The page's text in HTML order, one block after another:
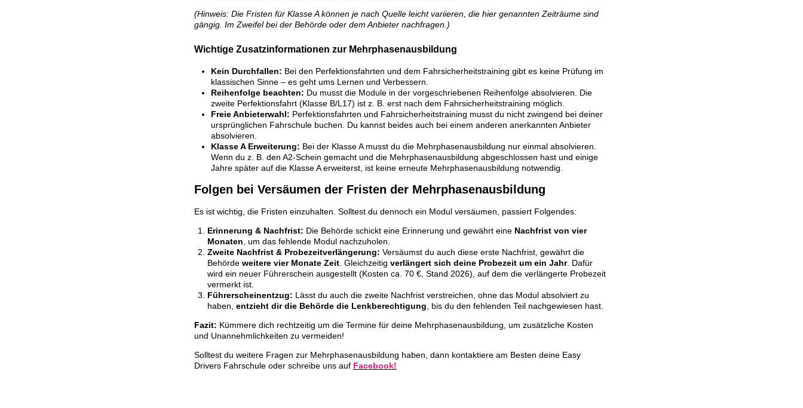
(Hinweis: Die Fristen für Klasse A können je nach Quelle leicht variieren, die hier genannten Zeiträume sind
gängig. Im Zweifel bei der Behörde oder dem Anbieter nachfragen.)
Wichtige Zusatzinformationen zur Mehrphasenausbildung
Kein Durchfallen: Bei den Perfektionsfahrten und dem Fahrsicherheitstraining gibt es keine Prüfung im
klassischen Sinne – es geht ums Lernen und Verbessern.
Reihenfolge beachten: Du musst die Module in der vorgeschriebenen Reihenfolge absolvieren. Die
zweite Perfektionsfahrt (Klasse B/L17) ist z. B. erst nach dem Fahrsicherheitstraining möglich.
Freie Anbieterwahl: Perfektionsfahrten und Fahrsicherheitstraining musst du nicht zwingend bei deiner
ursprünglichen Fahrschule buchen. Du kannst beides auch bei einem anderen anerkannten Anbieter
absolvieren.
Klasse A Erweiterung: Bei der Klasse A musst du die Mehrphasenausbildung nur einmal absolvieren.
Wenn du z. B. den A2-Schein gemacht und die Mehrphasenausbildung abgeschlossen hast und einige
Jahre später auf die Klasse A erweiterst, ist keine erneute Mehrphasenausbildung notwendig.
Folgen bei Versäumen der Fristen der Mehrphasenausbildung
Es ist wichtig, die Fristen einzuhalten. Solltest du dennoch ein Modul versäumen, passiert Folgendes:
Erinnerung & Nachfrist: Die Behörde schickt eine Erinnerung und gewährt eine Nachfrist von vier
Monaten , um das fehlende Modul nachzuholen.
Zweite Nachfrist & Probezeitverlängerung: Versäumst du auch diese erste Nachfrist, gewährt die
Behörde weitere vier Monate Zeit . Gleichzeitig verlängert sich deine Probezeit um ein Jahr. Dafür
wird ein neuer Führerschein ausgestellt (Kosten ca. 70 €, Stand 2026), auf dem die verlängerte Probezeit
vermerkt ist.
Führerscheinentzug: Lässt du auch die zweite Nachfrist verstreichen, ohne das Modul absolviert zu
haben, entzieht dir die Behörde die Lenkberechtigung , bis du den fehlenden Teil nachgewiesen hast.
Fazit: Kümmere dich rechtzeitig um die Termine für deine Mehrphasenausbildung, um zusätzliche Kosten
und Unannehmlichkeiten zu vermeiden!
Solltest du weitere Fragen zur Mehrphasenausbildung haben, dann kontaktiere am Besten deine Easy
Drivers Fahrschule oder schreibe uns auf Facebook!